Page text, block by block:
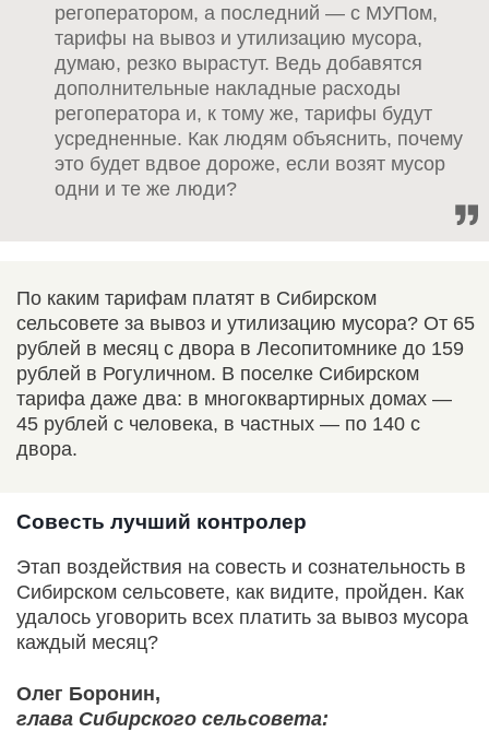
регоператором, а последний — с МУПом,
тарифы на вывоз и утилизацию мусора,
думаю, резко вырастут. Ведь добавятся
дополнительные накладные расходы
регоператора и, к тому же, тарифы будут
усредненные. Как людям объяснить, почему
это будет вдвое дороже, если возят мусор
одни и те же люди?
По каким тарифам платят в Сибирском
сельсовете за вывоз и утилизацию мусора? От 65
рублей в месяц с двора в Лесопитомнике до 159
рублей в Рогуличном. В поселке Сибирском
тарифа даже два: в многоквартирных домах —
45 рублей с человека, в частных — по 140 с
двора.
Совесть лучший контролер
Этап воздействия на совесть и сознательность в
Сибирском сельсовете, как видите, пройден. Как
удалось уговорить всех платить за вывоз мусора
каждый месяц?
Олег Боронин,
глава Сибирского сельсовета: